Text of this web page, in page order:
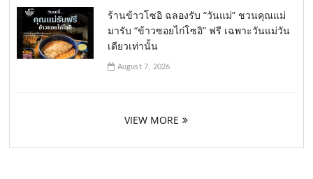
ร้านข้าวโซอิ ฉลองรับ “วันแม่” ชวนคุณแม่
มารับ “ข้าวซอยไก่โซอิ” ฟรี เฉพาะวันแม่วัน
เดียวเท่านั้น
August 7, 2026
VIEW MORE